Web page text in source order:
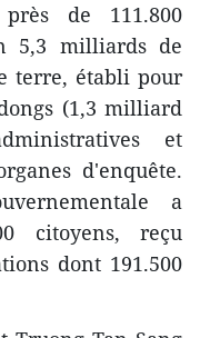
de 111.800
5,3 milliards de
terre, établi pour
(1,3 milliard
et
d'enquête.
a
citoyens, reçu
dont 191.500